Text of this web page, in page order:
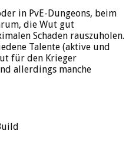
in PvE-Dungeons, beim
die Wut gut
Schaden rauszuholen.
Talente (aktive und
für den Krieger
allerdings manche